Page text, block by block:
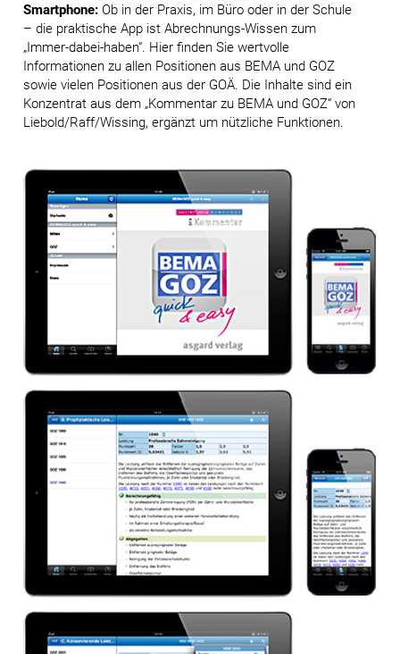
Smartphone: Ob in der Praxis, im Büro oder in der Schule
– die praktische App ist Abrechnungs-Wissen zum
„Immer-dabei-haben“. Hier finden Sie wertvolle
Informationen zu allen Positionen aus BEMA und GOZ
sowie vielen Positionen aus der GOÄ. Die Inhalte sind ein
Konzentrat aus dem „Kommentar zu BEMA und GOZ“ von
Liebold/Raff/Wissing, ergänzt um nützliche Funktionen.